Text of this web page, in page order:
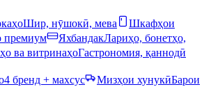
Шир, нӯшокӣ, мева
Шкафҳои
премиум ЯхбандакЛариҳо, бонетҳо,
ва витринаҳоГастрономия, қаннодӣ
4 бренд + махсус Мизҳои хунукӣБарои